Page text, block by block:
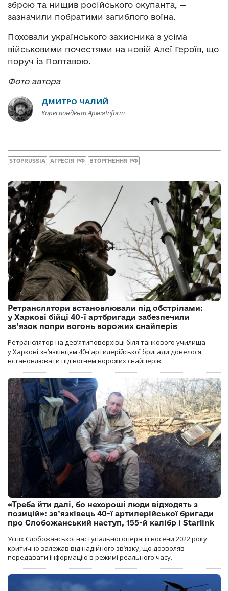
зброю та нищив російського окупанта, —
зазначили побратими загиблого воїна.
Поховали українського захисника з усіма
військовими почестями на новій Алеї Героїв, що
поруч із Полтавою.
Фото автора
ДМИТРО ЧАЛИЙ
Кореспондент АрміяInform
STOPRUSSIA АГРЕСІЯ РФ ВТОРГНЕННЯ РФ
Ретранслятори встановлювали під обстрілами:
у Харкові бійці 40-ї артбригади забезпечили
зв’язок попри вогонь ворожих снайперів
Ретранслятор на дев’ятиповерхівці біля танкового училища
у Харкові зв’язківцям 40-ї артилерійської бригади довелося
встановлювати під вогнем ворожих снайперів.
«Треба йти далі, бо нехороші люди відходять з
позицій»: зв’язківець 40-ї артилерійської бригади
про Слобожанський наступ, 155-й калібр і Starlink
Успіх Слобожанської наступальної операції восени 2022 року
критично залежав від надійного зв’язку, що дозволяв
передавати інформацію в режимі реального часу.